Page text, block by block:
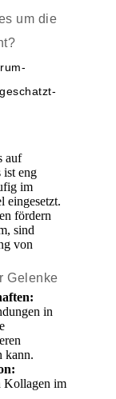
um die
auf
ist eng
im
eingesetzt.
fördern
sind
von
Gelenke
in
kann.
Kollagen im